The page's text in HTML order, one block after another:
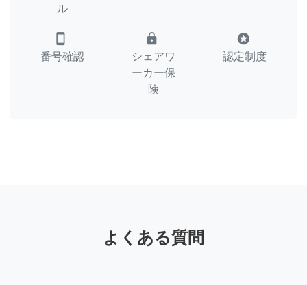
ル
smartphone
番号確認
lock
シェアワ
ーカー保
険
stars
認定制度
よくある質問